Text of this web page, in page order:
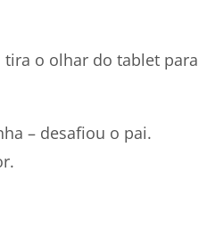
o olhar do tablet para
– desafiou o pai.